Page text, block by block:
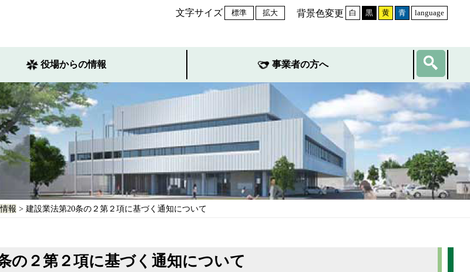
文字サイズ 標準 拡大 背景色変更 白 黒 黄 青 language
役場からの情報 事業者の方へ
報 > 建設業法第20条の２第２項に基づく通知について
の２第２項に基づく通知について